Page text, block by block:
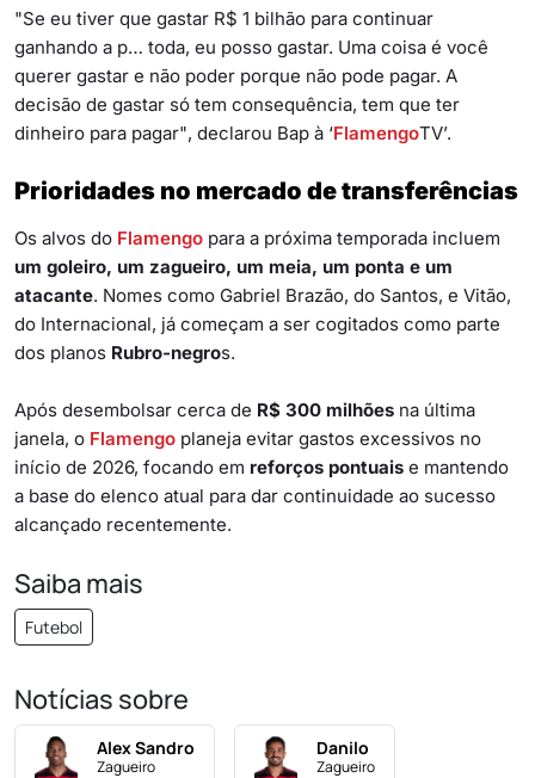
"Se eu tiver que gastar R$ 1 bilhão para continuar
ganhando a p… toda, eu posso gastar. Uma coisa é você
querer gastar e não poder porque não pode pagar. A
decisão de gastar só tem consequência, tem que ter
dinheiro para pagar", declarou Bap à ‘FlamengoTV’.
Prioridades no mercado de transferências
Os alvos do Flamengo para a próxima temporada incluem
um goleiro, um zagueiro, um meia, um ponta e um
atacante. Nomes como Gabriel Brazão, do Santos, e Vitão,
do Internacional, já começam a ser cogitados como parte
dos planos Rubro-negros.
Após desembolsar cerca de R$ 300 milhões na última
janela, o Flamengo planeja evitar gastos excessivos no
início de 2026, focando em reforços pontuais e mantendo
a base do elenco atual para dar continuidade ao sucesso
alcançado recentemente.
Saiba mais
Futebol
Notícias sobre
Alex Sandro
Zagueiro
Danilo
Zagueiro